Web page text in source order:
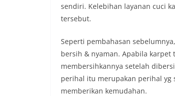
sendiri. Kelebihan layanan cuci
tersebut.
Seperti pembahasan
bersih & nyaman. Apabila
membersihkannya setelah
perihal itu merupakan perihal yg
memberikan kemudahan.